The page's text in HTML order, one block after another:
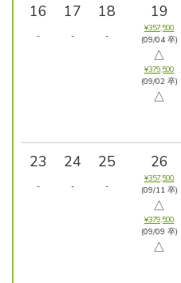
16
-
17
-
18
-
19
¥357,500
(09/04 卒)
△
¥379,500
(09/02 卒)
△
23
-
24
-
25
-
26
¥357,500
(09/11 卒)
△
¥379,500
(09/09 卒)
△